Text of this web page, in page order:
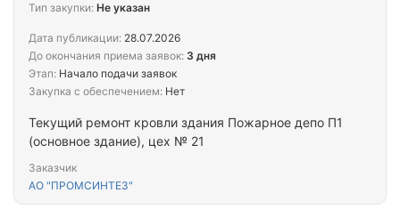
Текущий ремонт кровли здания Пожарное депо П1
(основное здание), цех № 21
Заказчик
АО "ПРОМСИНТЕЗ"
Тип закупки: Не указан
Дата публикации: 28.07.2026
До окончания приема заявок: 3 дня
Этап: Начало подачи заявок
Закупка с обеспечением: Нет